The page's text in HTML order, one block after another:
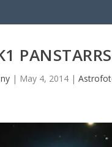
| May 4, 2014|